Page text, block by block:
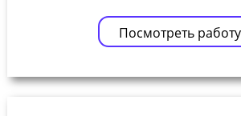
Посмотреть работу